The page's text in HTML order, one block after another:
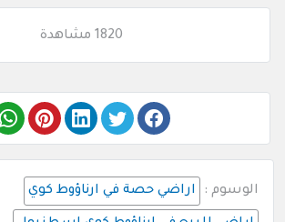
1820 مشاهدة
الوسوم : اراضي حصة في ارناؤوط كوي